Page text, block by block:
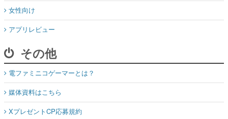
女性向け
アプリレビュー
その他
電ファミニコゲーマーとは？
媒体資料はこちら
XプレゼントCP応募規約